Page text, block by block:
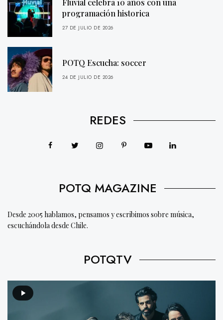
Fluvial celebra 10 años con una
programación historica
27 DE JULIO DE 2026
POTQ Escucha: soccer
24 DE JULIO DE 2026
REDES
POTQ MAGAZINE
Desde 2005 hablamos, pensamos y escribimos sobre música,
escuchándola desde Chile.
POTQTV